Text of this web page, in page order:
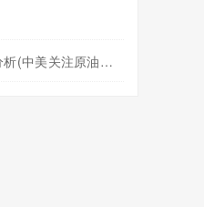
中美关注原油期货行情分析(中美关注原油期货行情分析报告)